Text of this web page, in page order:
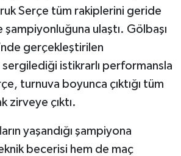
Serçe tüm rakiplerini geride
şampiyonluğuna ulaştı. Gölbaşı
gerçekleştirilen
istikrarlı performansla
turnuva boyunca çıktığı tüm
zirveye çıktı.
yaşandığı şampiyona
becerisi hem de maç